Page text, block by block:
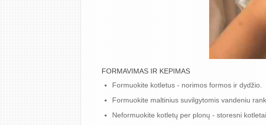
FORMAVIMAS IR KEPIMAS
Formuokite kotletus - norimos formos ir dydžio.
Formuokite maltinius suvilgytomis vandeniu
Neformuokite kotletų per plonų - storesni